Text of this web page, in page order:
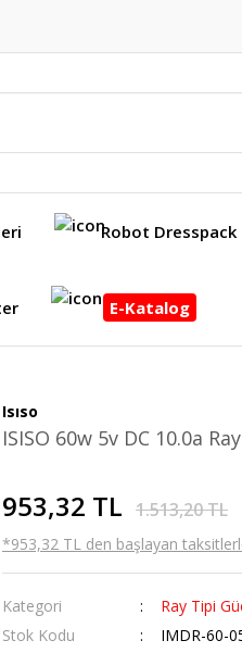
Robot Dresspack
E-Katalog
Isıso
ISISO 60w 5v DC 10.0a
953,32 TL 1.513,20 TL
*953,32 TL den başlayan
Kategori
Ray Tipi
Stok Kodu
IMDR-60-